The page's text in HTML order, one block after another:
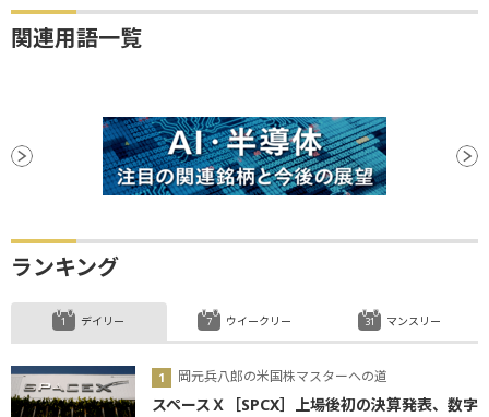
関連用語一覧
ランキング
デイリー
岡元兵八郎の米国株マスターへの道
スペースＸ［SPCX］上場後初の決算発表、数字
ウイークリー マンスリー